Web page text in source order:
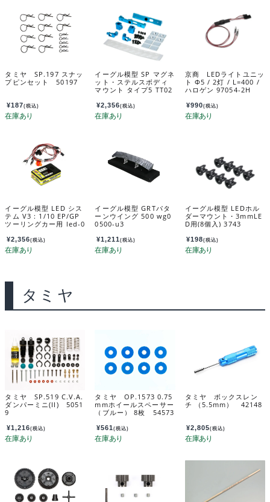
タミヤ SP.197 スナッ
プピンセット 50197
¥187(税込)
イーグル模型 SP マグネ
ット・ステルスボディ
マウント タイプ5 TT02
¥2,356(税込)
京商 LEDライトユニッ
ト Φ5 / 2灯 / L=400 /
ハロゲン 97054-2H
¥990(税込)
イーグル模型 LED シス
テム V3 : 1/10 EP/GP
ツーリングカー用 led-0
¥2,356(税込)
イーグル模型 GRTパタ
ーンウイング 500 wg0
0500-u3
¥1,211(税込)
イーグル模型 LEDホル
ダーマウント・3mmLE
D用(8個入) 3743
¥198(税込)
タミヤ
タミヤ SP.519 C.V.A.
ダンパーミニ(II) 5051
9
¥1,216(税込)
タミヤ OP.1573 0.75
mmホイールスペーサー
（ブルー） 8枚 54573
¥561(税込)
タミヤ ボックスレン
チ （5.5mm） 42148
¥2,805(税込)